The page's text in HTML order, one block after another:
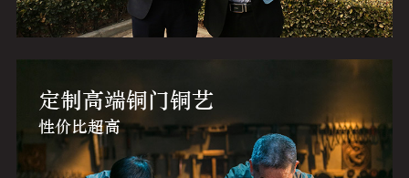
定制高端铜门铜艺
性价比超高